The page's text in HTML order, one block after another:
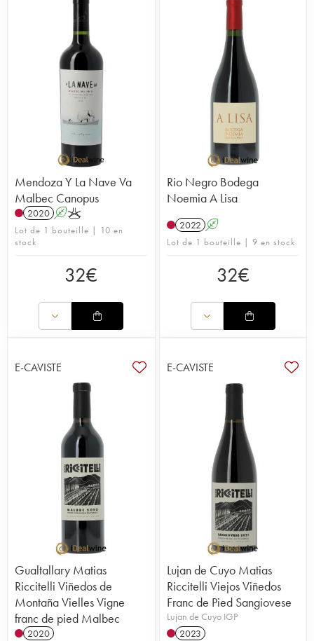
Mendoza Y La Nave Va
Malbec Canopus
2020 AK
Lot de 1 bouteille | 10 en
stock
32€
Rio Negro Bodega
Noemia A Lisa
2022 A
Lot de 1 bouteille | 9 en stock
32€
E-CAVISTE
Gualtallary Matias
Riccitelli Viñedos de
Montaña Vielles Vigne
franc de pied Malbec
2020
E-CAVISTE
Lujan de Cuyo Matias
Riccitelli Viejos Viñedos
Franc de Pied Sangiovese
Lujan de Cuyo IGP
2023